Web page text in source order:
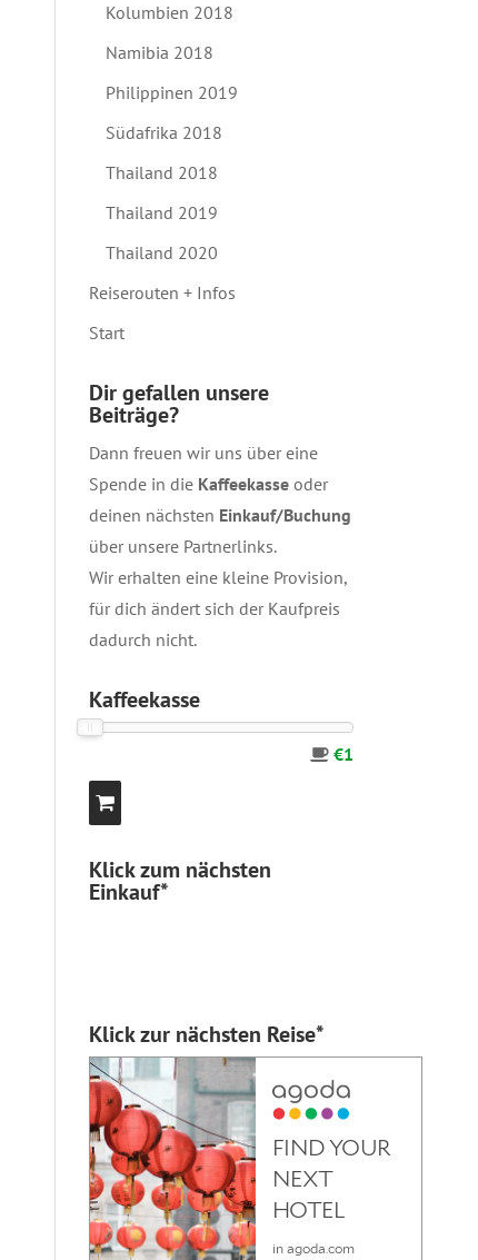
Kolumbien 2018
Namibia 2018
Philippinen 2019
Südafrika 2018
Thailand 2018
Thailand 2019
Thailand 2020
Reiserouten + Infos
Start
Dir gefallen unsere
Beiträge?
Dann freuen wir uns über eine
Spende in die Kaffeekasseoder
deinen nächsten Einkauf/Buchung
über unsere Partnerlinks.
Wir erhalten eine kleine Provision,
für dich ändert sich der Kaufpreis
dadurch nicht.
Kaffeekasse
€1
Klick zum nächsten
Einkauf*
Klick zur nächsten Reise*